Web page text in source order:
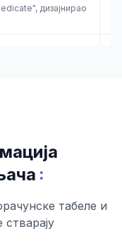
дизајнирао
:
табеле и